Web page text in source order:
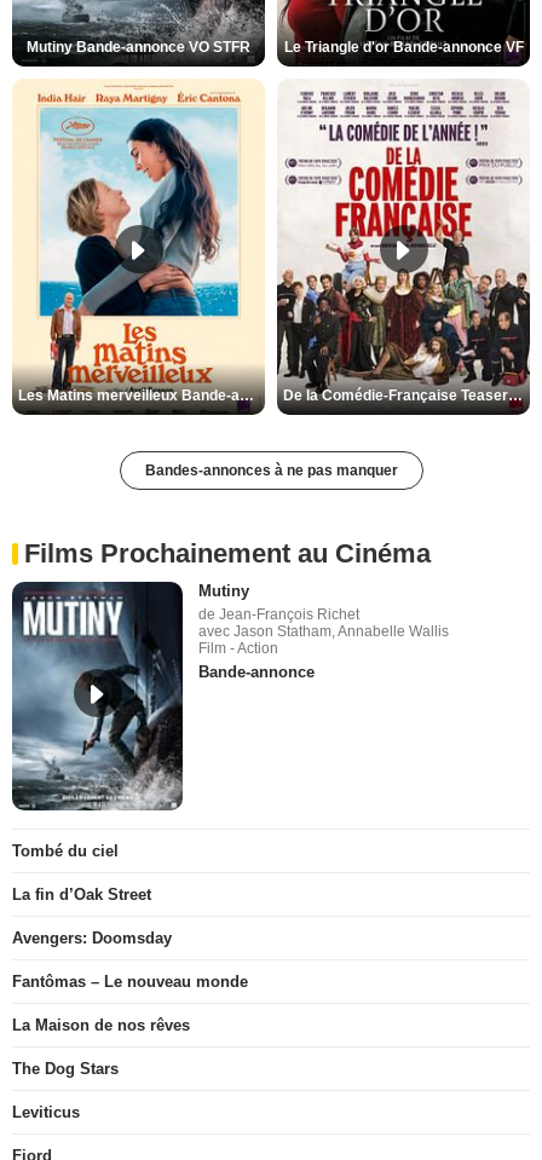
Mutiny Bande-annonce VO STFR Le Triangle d'or Bande-annonce VF
Les Matins merveilleux Bande-annonce VF De la Comédie-Française Teaser VF
Bandes-annonces à ne pas manquer
Films Prochainement au Cinéma
Mutiny
de Jean-François Richet
avec Jason Statham, Annabelle Wallis
Film - Action
Bande-annonce
Tombé du ciel
La fin d’Oak Street
Avengers: Doomsday
Fantômas – Le nouveau monde
La Maison de nos rêves
The Dog Stars
Leviticus
Fjord